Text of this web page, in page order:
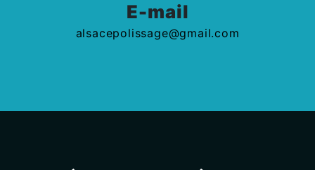
E-mail
alsacepolissage@gmail.com